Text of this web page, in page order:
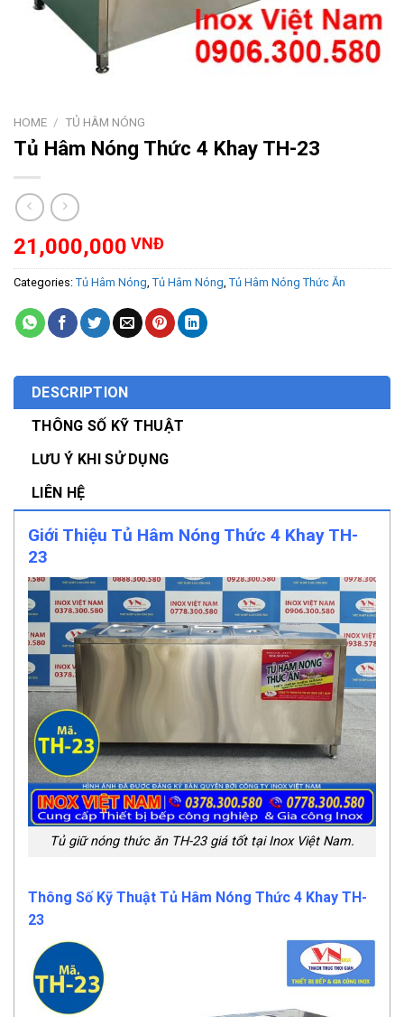
HOME / TỦ HÂM NÓNG
Tủ Hâm Nóng Thức 4 Khay TH-23
21,000,000 VNĐ
Categories: Tủ Hâm Nóng, Tủ Hâm Nóng, Tủ Hâm Nóng Thức Ăn
DESCRIPTION
THÔNG SỐ KỸ THUẬT
LƯU Ý KHI SỬ DỤNG
LIÊN HỆ
Giới Thiệu Tủ Hâm Nóng Thức 4 Khay TH-
23
Tủ giữ nóng thức ăn TH-23 giá tốt tại Inox Việt Nam.
Thông Số Kỹ Thuật Tủ Hâm Nóng Thức 4 Khay TH-
23